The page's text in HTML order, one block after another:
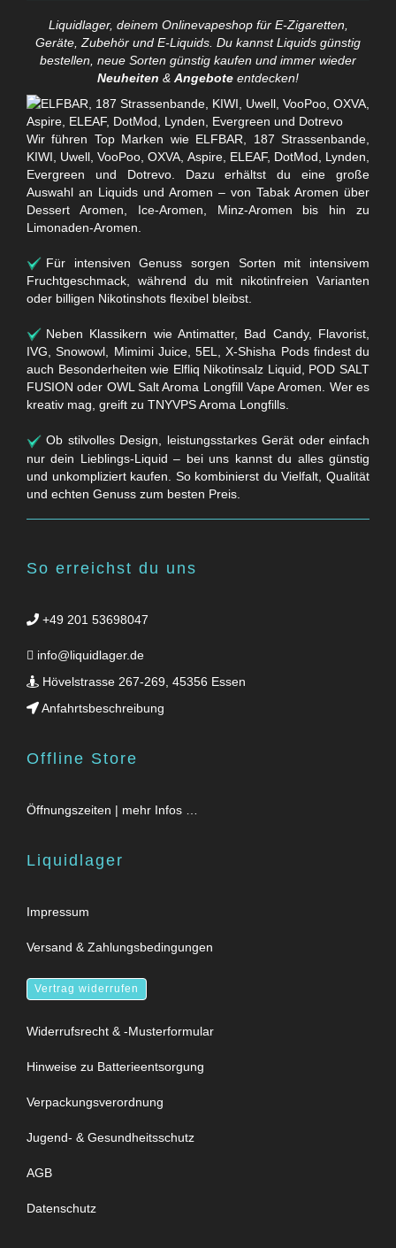
Liquidlager, deinem Onlinevapeshop für E-Zigaretten,
Geräte, Zubehör und E-Liquids. Du kannst Liquids günstig
bestellen, neue Sorten günstig kaufen und immer wieder
Neuheiten & Angebote entdecken!
Wir führen Top Marken wie ELFBAR, 187 Strassenbande,
KIWI, Uwell, VooPoo, OXVA, Aspire, ELEAF, DotMod, Lynden,
Evergreen und Dotrevo. Dazu erhältst du eine große
Auswahl an Liquids und Aromen – von Tabak Aromen über
Dessert Aromen, Ice-Aromen, Minz-Aromen bis hin zu
Limonaden-Aromen.
Für intensiven Genuss sorgen Sorten mit intensivem
Fruchtgeschmack, während du mit nikotinfreien Varianten
oder billigen Nikotinshots flexibel bleibst.
Neben Klassikern wie Antimatter, Bad Candy, Flavorist,
IVG, Snowowl, Mimimi Juice, 5EL, X-Shisha Pods findest du
auch Besonderheiten wie Elfliq Nikotinsalz Liquid, POD SALT
FUSION oder OWL Salt Aroma Longfill Vape Aromen. Wer es
kreativ mag, greift zu TNYVPS Aroma Longfills.
Ob stilvolles Design, leistungsstarkes Gerät oder einfach
nur dein Lieblings-Liquid – bei uns kannst du alles günstig
und unkompliziert kaufen. So kombinierst du Vielfalt, Qualität
und echten Genuss zum besten Preis.
So erreichst du uns
+49 201 53698047
info@liquidlager.de
Hövelstrasse 267-269, 45356 Essen
Anfahrtsbeschreibung
Offline Store
Öffnungszeiten | mehr Infos …
Liquidlager
Impressum
Versand & Zahlungsbedingungen
Vertrag widerrufen
Widerrufsrecht & -Musterformular
Hinweise zu Batterieentsorgung
Verpackungsverordnung
Jugend- & Gesundheitsschutz
AGB
Datenschutz